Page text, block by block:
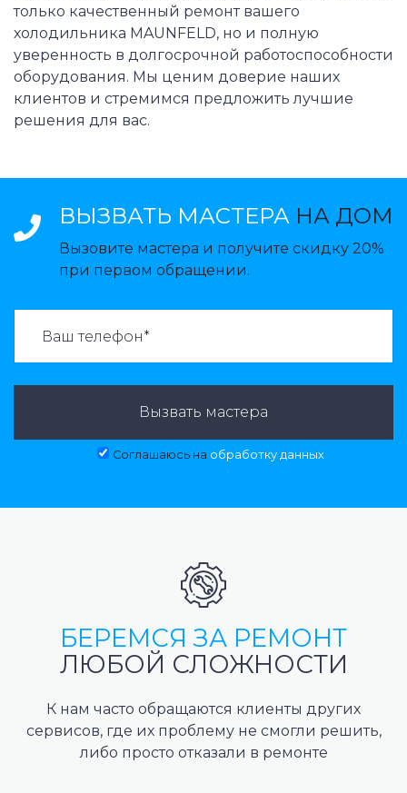
только качественный ремонт вашего
холодильника MAUNFELD, но и полную
уверенность в долгосрочной работоспособности
оборудования. Мы ценим доверие наших
клиентов и стремимся предложить лучшие
решения для вас.
ВЫЗВАТЬ МАСТЕРА НА ДОМ
Вызовите мастера и получите скидку 20%
при первом обращении.
Вызвать мастера
Соглашаюсь на обработку данных
БЕРЕМСЯ ЗА РЕМОНТ
ЛЮБОЙ СЛОЖНОСТИ
К нам часто обращаются клиенты других
сервисов, где их проблему не смогли решить,
либо просто отказали в ремонте